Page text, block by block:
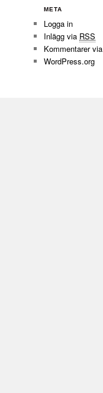
META
Logga in
Inlägg via RSS
Kommentarer via
WordPress.org